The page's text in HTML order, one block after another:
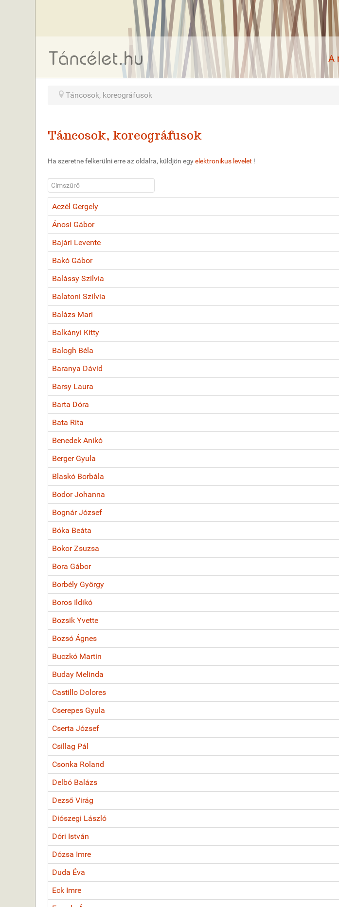
A
Táncosok, koreográfusok
Táncosok, koreográfusok
Ha szeretne felkerülni erre az oldalra, küldjön egyelektronikus levelet !
Címszűrő
Aczél Gergely
Ánosi Gábor
Bajári Levente
Bakó Gábor
Balássy Szilvia
Balatoni Szilvia
Balázs Mari
Balkányi Kitty
Balogh Béla
Baranya Dávid
Barsy Laura
Barta Dóra
Bata Rita
Benedek Anikó
Berger Gyula
Blaskó Borbála
Bodor Johanna
Bognár József
Bóka Beáta
Bokor Zsuzsa
Bora Gábor
Borbély György
Boros Ildikó
Bozsik Yvette
Bozsó Ágnes
Buczkó Martin
Buday Melinda
Castillo Dolores
Cserepes Gyula
Cserta József
Csillag Pál
Csonka Roland
Delbó Balázs
Dezső Virág
Diószegi László
Dóri István
Dózsa Imre
Duda Éva
Eck Imre